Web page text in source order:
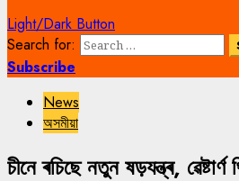
Light/Dark Button
Search for:
Subscribe
News
অসমীয়া
চীনে ৰচিছে নতুন ষড়যন্ত্ৰ,